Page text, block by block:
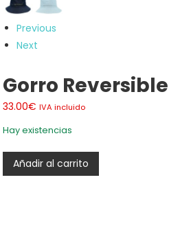
Previous
Next
Gorro
33.00€ IVA incluido
Hay existencias
Gorro
reversible
Añadir al carrito